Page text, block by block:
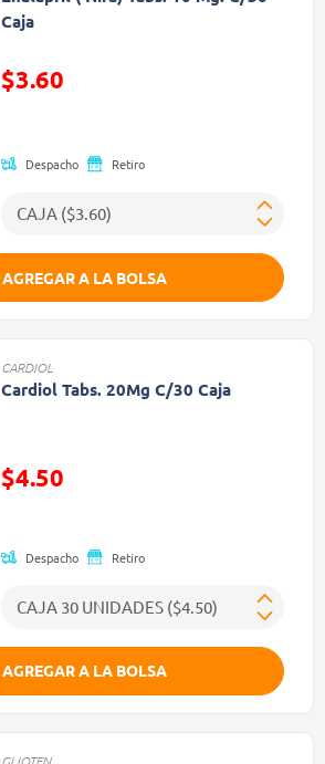
Caja
$3.60
Despacho Retiro
AGREGAR A LA BOLSA
CARDIOL
Cardiol Tabs. 20Mg C/30 Caja
Precio reducido de
$4.50
Despacho Retiro
AGREGAR A LA BOLSA